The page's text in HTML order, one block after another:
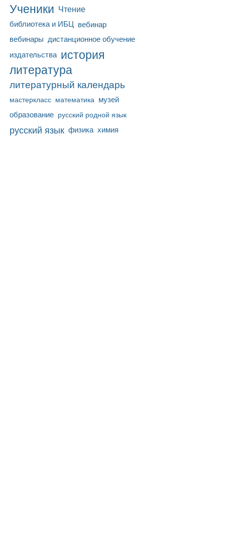
Ученики Чтение
библиотека и ИБЦ вебинар
вебинары дистанционное обучение
издательства история
литература
литературный календарь
мастеркласс математика музей
образование русский родной язык
русский язык физика химия